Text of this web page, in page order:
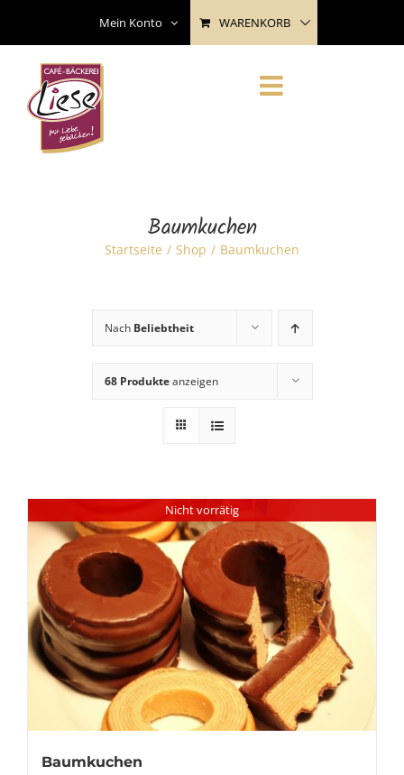
content
Mein Konto WARENKORB
Baumkuchen
Startseite Shop Baumkuchen
Nach Beliebtheit
68 Produkteanzeigen
Nicht vorrätig
Baumkuchen